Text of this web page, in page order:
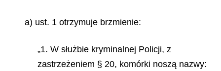
a) ust. 1 otrzymuje brzmienie:
„1. W służbie kryminalnej Policji, z
zastrzeżeniem § 20, komórki noszą nazwy: